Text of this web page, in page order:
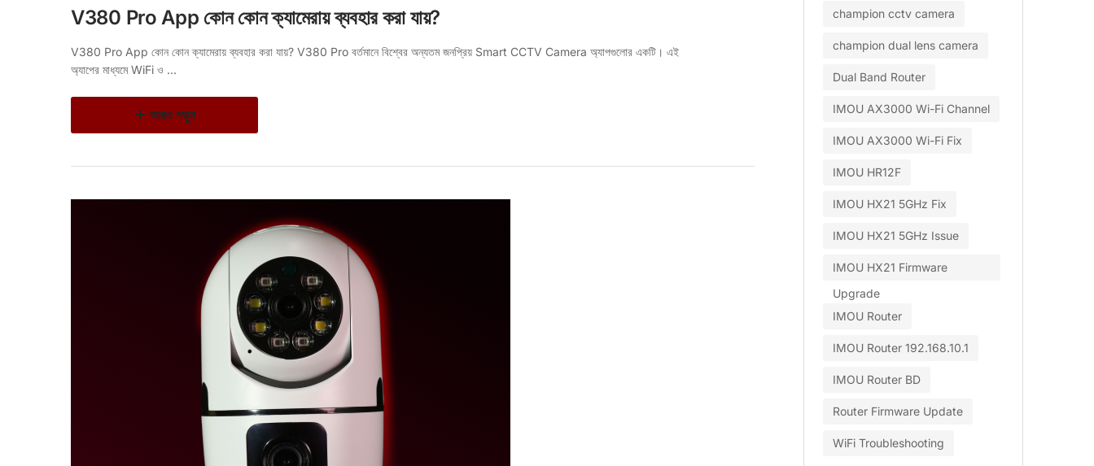
champion cctv camera
champion dual lens camera
Dual Band Router
IMOU AX3000 Wi-Fi Channel
IMOU AX3000 Wi-Fi Fix
IMOU HR12F
IMOU HX21 5GHz Fix
IMOU HX21 5GHz Issue
IMOU HX21 Firmware
Upgrade
IMOU Router
IMOU Router 192.168.10.1
IMOU Router BD
Router Firmware Update
WiFi Troubleshooting
V380 Pro App কোন কোন ক্যামেরায় ব্যবহার করা যায়?
V380 Pro App কোন কোন ক্যামেরায় ব্যবহার করা যায়? V380 Pro বর্তমানে বিশ্বের অন্যতম জনপ্রিয় Smart CCTV Camera অ্যাপগুলোর একটি। এই
অ্যাপের মাধ্যমে WiFi ও ...
আরও পড়ুন